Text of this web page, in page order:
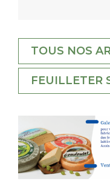
TOUS NOS
FEUILLETER